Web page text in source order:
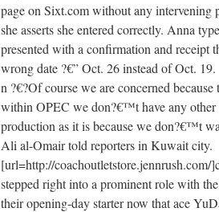
page on Sixt.com without any intervening
she asserts she entered correctly. Anna
presented with a confirmation and receipt
wrong date ?€” Oct. 26 instead of Oct. 19.
n ?€?Of course we are concerned
within OPEC we don?€™t have any
production as it is because we don?€™t
Ali al-Omair told reporters in Kuwait city.
[url=http://coachoutletstore.jennrush.com/
stepped right into a prominent role with
their opening-day starter now that ace